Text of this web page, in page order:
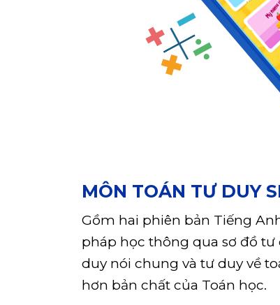
MÔN TOÁN TƯ DUY
Gồm hai phiên bản Tiếng
pháp học thông qua sơ đồ
duy nói chung và tư duy về
hơn bản chất của Toán học.